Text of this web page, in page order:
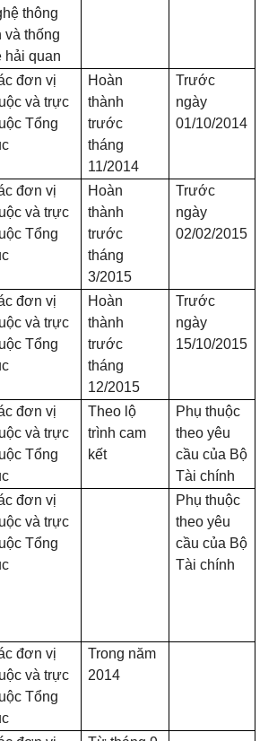
hệ thông
và thống
hải quan
đơn vị
và trực
Tổng
Hoàn
thành
trước
tháng
11/2014
Trước
ngày
01/10/2014
đơn vị
và trực
Tổng
Hoàn
thành
trước
tháng
3/2015
Trước
ngày
02/02/2015
đơn vị
và trực
Tổng
Hoàn
thành
trước
tháng
12/2015
Trước
ngày
15/10/2015
đơn vị
và trực
Tổng
Theo lộ
trình cam
kết
Phụ thuộc
theo yêu
cầu của Bộ
Tài chính
đơn vị
và trực
Tổng
Phụ thuộc
theo yêu
cầu của Bộ
Tài chính
đơn vị
và trực
Tổng
Trong năm
2014